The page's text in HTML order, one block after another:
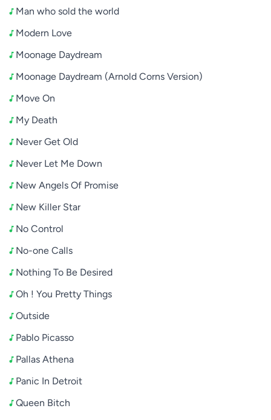
Man who sold the world
Modern Love
Moonage Daydream
Moonage Daydream (Arnold Corns Version)
Move On
My Death
Never Get Old
Never Let Me Down
New Angels Of Promise
New Killer Star
No Control
No-one Calls
Nothing To Be Desired
Oh ! You Pretty Things
Outside
Pablo Picasso
Pallas Athena
Panic In Detroit
Queen Bitch